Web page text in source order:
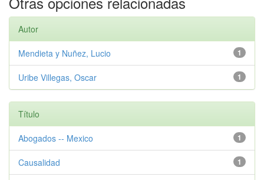
Autor
1
Mendieta y Nuñez, Lucio
1
Uribe Villegas, Oscar
Título
1
Abogados -- Mexico
1
Causalidad